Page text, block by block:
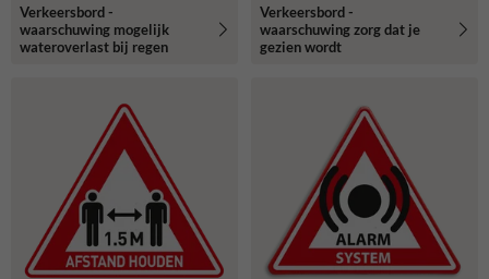
Verkeersbord -
waarschuwing mogelijk
wateroverlast bij regen
Verkeersbord -
waarschuwing zorg dat je
gezien wordt